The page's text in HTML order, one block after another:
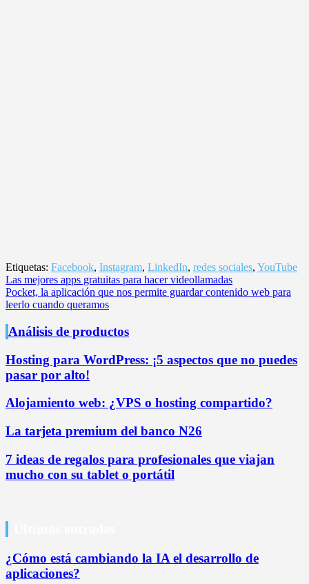
Etiquetas: Facebook, Instagram, LinkedIn, redes sociales, YouTube
Navegación
de
Las mejores apps gratuitas para hacer videollamadas
Pocket, la aplicación que nos permite guardar contenido web para
leerlo cuando queramos
Análisis de productos
Hosting para WordPress: ¡5 aspectos que no puedes
pasar por alto!
Alojamiento web: ¿VPS o hosting compartido?
La tarjeta premium del banco N26
7 ideas de regalos para profesionales que viajan
mucho con su tablet o portátil
¿Cómo está cambiando la IA el desarrollo de
aplicaciones?